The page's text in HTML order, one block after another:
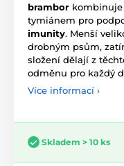
brambor kombinuje
tymiánem pro
imunity. Menší
drobným psům,
složení dělají z
odměnu pro každý
Více informací ›
Skladem > 10 ks